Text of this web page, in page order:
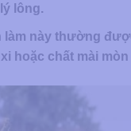
lông.
làm này thường
hoặc chất mài